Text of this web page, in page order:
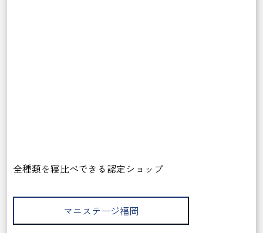
全種類を寝比べできる認定ショップ
マニステージ福岡